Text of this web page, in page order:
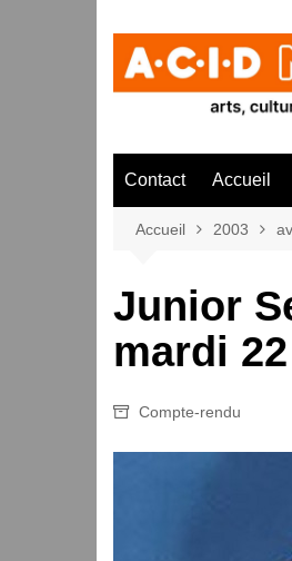
Contact Accueil
Accueil 2003
Junior
mardi
Compte-rendu